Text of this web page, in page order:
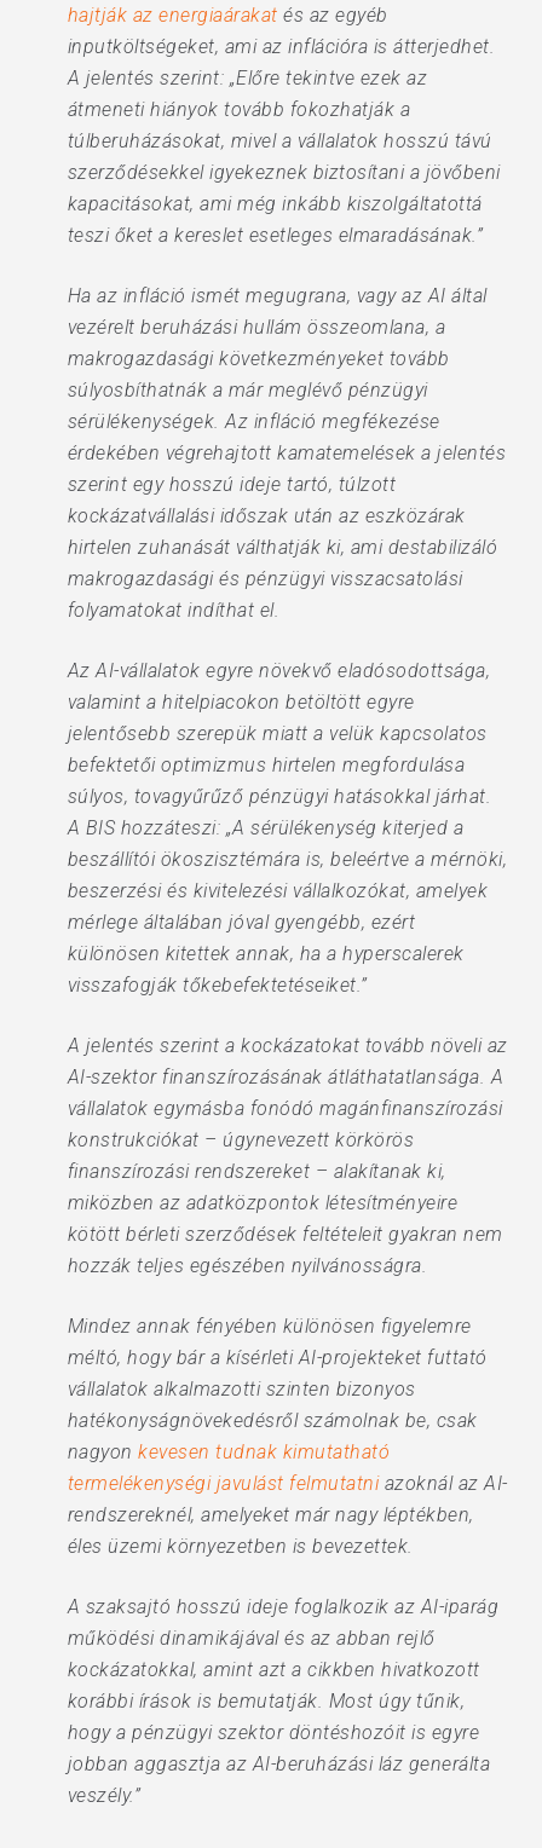
hajtják az energiaárakat és az egyéb
inputköltségeket, ami az inflációra is átterjedhet.
A jelentés szerint: „Előre tekintve ezek az
átmeneti hiányok tovább fokozhatják a
túlberuházásokat, mivel a vállalatok hosszú távú
szerződésekkel igyekeznek biztosítani a jövőbeni
kapacitásokat, ami még inkább kiszolgáltatottá
teszi őket a kereslet esetleges elmaradásának.”
Ha az infláció ismét megugrana, vagy az AI által
vezérelt beruházási hullám összeomlana, a
makrogazdasági következményeket tovább
súlyosbíthatnák a már meglévő pénzügyi
sérülékenységek. Az infláció megfékezése
érdekében végrehajtott kamatemelések a jelentés
szerint egy hosszú ideje tartó, túlzott
kockázatvállalási időszak után az eszközárak
hirtelen zuhanását válthatják ki, ami destabilizáló
makrogazdasági és pénzügyi visszacsatolási
folyamatokat indíthat el.
Az AI-vállalatok egyre növekvő eladósodottsága,
valamint a hitelpiacokon betöltött egyre
jelentősebb szerepük miatt a velük kapcsolatos
befektetői optimizmus hirtelen megfordulása
súlyos, tovagyűrűző pénzügyi hatásokkal járhat.
A BIS hozzáteszi: „A sérülékenység kiterjed a
beszállítói ökoszisztémára is, beleértve a mérnöki,
beszerzési és kivitelezési vállalkozókat, amelyek
mérlege általában jóval gyengébb, ezért
különösen kitettek annak, ha a hyperscalerek
visszafogják tőkebefektetéseiket.”
A jelentés szerint a kockázatokat tovább növeli az
AI-szektor finanszírozásának átláthatatlansága. A
vállalatok egymásba fonódó magánfinanszírozási
konstrukciókat – úgynevezett körkörös
finanszírozási rendszereket – alakítanak ki,
miközben az adatközpontok létesítményeire
kötött bérleti szerződések feltételeit gyakran nem
hozzák teljes egészében nyilvánosságra.
Mindez annak fényében különösen figyelemre
méltó, hogy bár a kísérleti AI-projekteket futtató
vállalatok alkalmazotti szinten bizonyos
hatékonyságnövekedésről számolnak be, csak
nagyonkevesen tudnak kimutatható
termelékenységi javulást felmutatniazoknál az AI-
rendszereknél, amelyeket már nagy léptékben,
éles üzemi környezetben is bevezettek.
A szaksajtó hosszú ideje foglalkozik az AI-iparág
működési dinamikájával és az abban rejlő
kockázatokkal, amint azt a cikkben hivatkozott
korábbi írások is bemutatják. Most úgy tűnik,
hogy a pénzügyi szektor döntéshozóit is egyre
jobban aggasztja az AI-beruházási láz generálta
veszély.”